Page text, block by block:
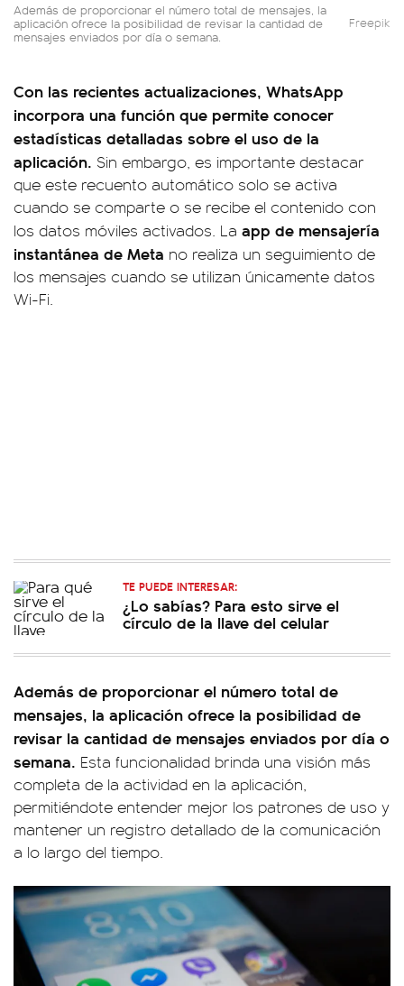
Además de proporcionar el número total de mensajes, la
aplicación ofrece la posibilidad de revisar la cantidad de
mensajes enviados por día o semana.
Freepik
Con las recientes actualizaciones, WhatsApp
incorpora una función que permite conocer
estadísticas detalladas sobre el uso de la
aplicación. Sin embargo, es importante destacar
que este recuento automático solo se activa
cuando se comparte o se recibe el contenido con
los datos móviles activados. La app de mensajería
instantánea de Meta no realiza un seguimiento de
los mensajes cuando se utilizan únicamente datos
Wi-Fi.
TE PUEDE INTERESAR:
¿Lo sabías? Para esto sirve el
círculo de la llave del celular
Además de proporcionar el número total de
mensajes, la aplicación ofrece la posibilidad de
revisar la cantidad de mensajes enviados por día o
semana. Esta funcionalidad brinda una visión más
completa de la actividad en la aplicación,
permitiéndote entender mejor los patrones de uso y
mantener un registro detallado de la comunicación
a lo largo del tiempo.